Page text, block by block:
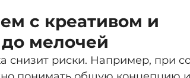
с креативом и
мелочей
снизит риски. Например, при